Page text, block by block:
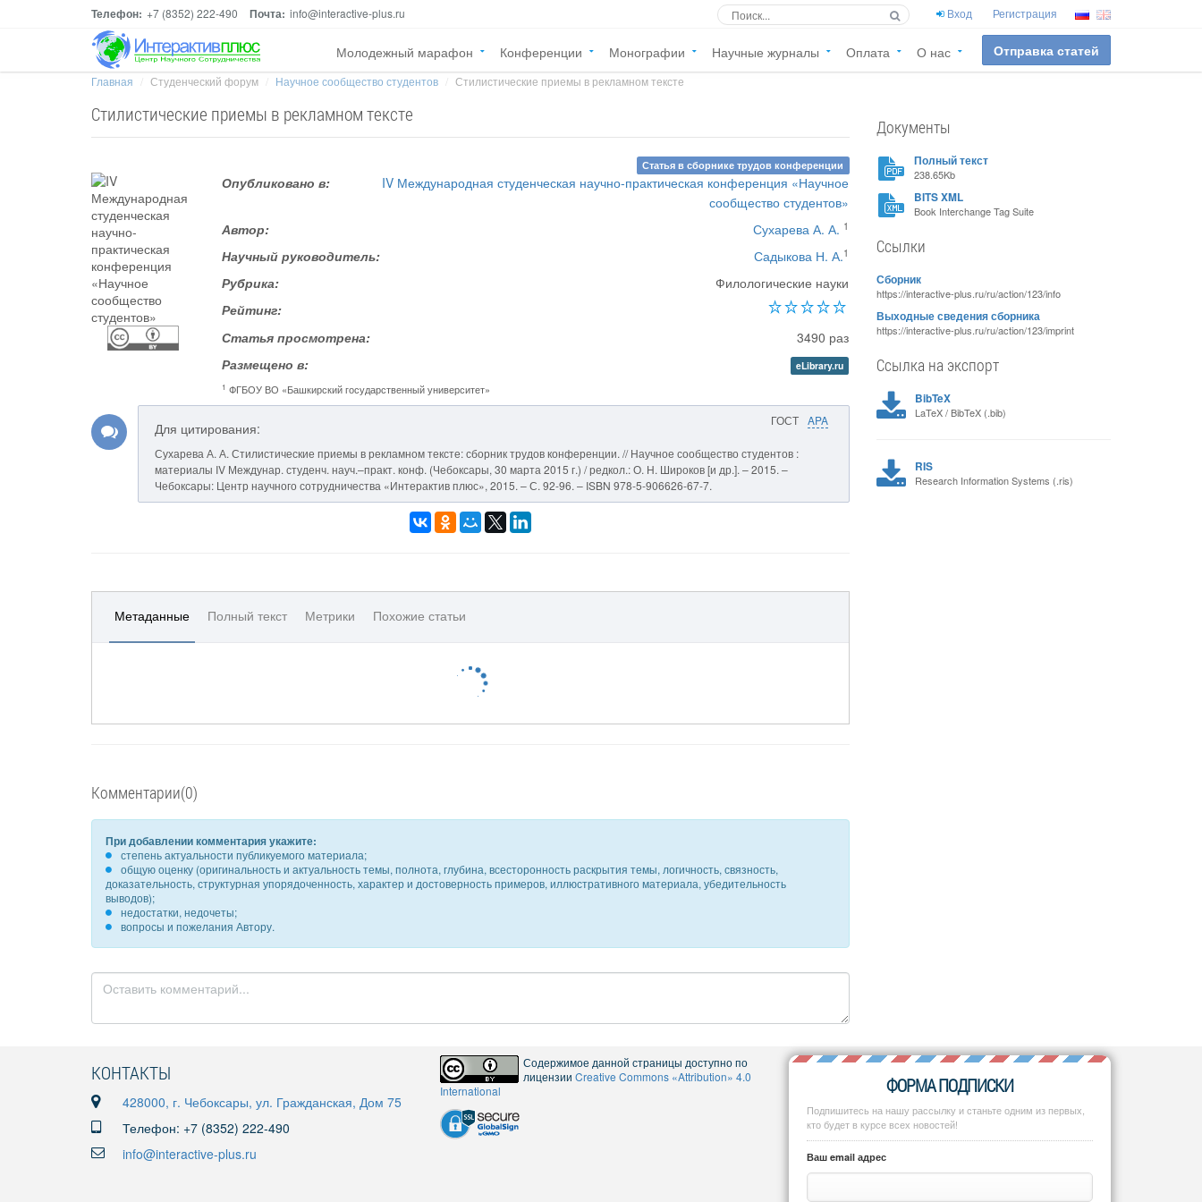
Телефон: +7 (8352) 222-490 Почта: info@interactive-plus.ru Вход Регистрация
Молодежный марафон Конференции Монографии Научные журналы Оплата О нас Отправка статей
Главная Студенческий форум Научное сообщество студентов Стилистические приемы в рекламном тексте
Стилистические приемы в рекламном тексте
Статья в сборнике трудов конференции
Опубликовано в:
IV Международная студенческая научно-практическая конференция «Научное
сообщество студентов»
Автор:
Сухарева А. А. 1
Научный руководитель: Садыкова Н. А.1
Рубрика:
Филологические науки
Рейтинг:
Статья просмотрена:
3490 раз
Размещено в:
eLibrary.ru
1 ФГБОУ ВО «Башкирский государственный университет»
ГОСТ APA
Для цитирования:
Сухарева А. А. Стилистические приемы в рекламном тексте: сборник трудов конференции. // Научное сообщество студентов :
материалы IV Междунар. студенч. науч.–практ. конф. (Чебоксары, 30 марта 2015 г.) / редкол.: О. Н. Широков [и др.]. – 2015. –
Чебоксары: Центр научного сотрудничества «Интерактив плюс», 2015. – С. 92-96. – ISBN 978-5-906626-67-7.
Метаданные Полный текст Метрики Похожие статьи
Комментарии(0)
При добавлении комментария укажите:
степень актуальности публикуемого материала;
общую оценку (оригинальность и актуальность темы, полнота, глубина, всесторонность раскрытия темы, логичность, связность,
доказательность, структурная упорядоченность, характер и достоверность примеров, иллюстративного материала, убедительность
выводов);
недостатки, недочеты;
вопросы и пожелания Автору.
Документы
Полный текст
238.65Kb
BITS XML
Book Interchange Tag Suite
Ссылки
Сборник
https://interactive-plus.ru/ru/action/123/info
Выходные сведения сборника
https://interactive-plus.ru/ru/action/123/imprint
Ссылка на экспорт
BibTeX
LaTeX / BibTeX (.bib)
RIS
Research Information Systems (.ris)
КОНТАКТЫ
428000, г. Чебоксары, ул. Гражданская, Дом 75
Телефон: +7 (8352) 222-490
info@interactive-plus.ru
Содержимое данной страницы доступно по
лицензии Creative Commons «Attribution» 4.0
International
ФОРМА ПОДПИСКИ
Подпишитесь на нашу рассылку и станьте одним из первых,
кто будет в курсе всех новостей!
Ваш email адрес